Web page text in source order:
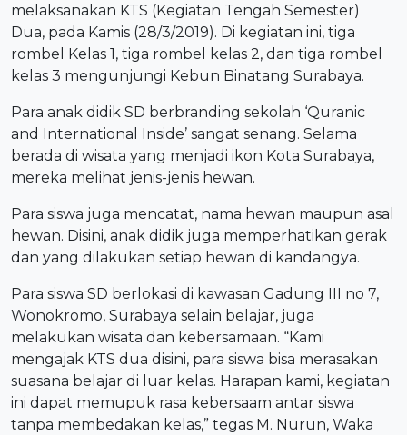
melaksanakan KTS (Kegiatan Tengah Semester)
Dua, pada Kamis (28/3/2019). Di kegiatan ini, tiga
rombel Kelas 1, tiga rombel kelas 2, dan tiga rombel
kelas 3 mengunjungi Kebun Binatang Surabaya.
Para anak didik SD berbranding sekolah ‘Quranic
and International Inside’ sangat senang. Selama
berada di wisata yang menjadi ikon Kota Surabaya,
mereka melihat jenis-jenis hewan.
Para siswa juga mencatat, nama hewan maupun asal
hewan. Disini, anak didik juga memperhatikan gerak
dan yang dilakukan setiap hewan di kandangya.
Para siswa SD berlokasi di kawasan Gadung III no 7,
Wonokromo, Surabaya selain belajar, juga
melakukan wisata dan kebersamaan. “Kami
mengajak KTS dua disini, para siswa bisa merasakan
suasana belajar di luar kelas. Harapan kami, kegiatan
ini dapat memupuk rasa kebersaam antar siswa
tanpa membedakan kelas,” tegas M. Nurun, Waka